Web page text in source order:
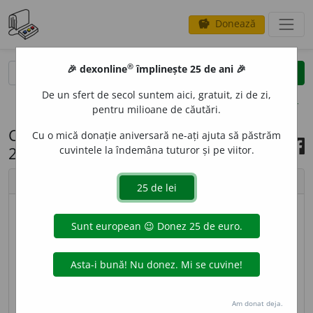
savings Donează
opțiuni
Cuvântul zilei, 3 octombrie
2021
imagine ©Andrea Homorodean
AUTOFAGIE, autofagii, s. f.( Med.) Consumare a
propriilor țesuturi de către un organism supus
🎉 dexonline® împlinește 25 de ani 🎉
De un sfert de secol suntem aici, gratuit, zi de zi,
pentru milioane de căutări.
Cu o mică donație aniversară ne-ați ajuta să păstrăm
cuvintele la îndemâna tuturor și pe viitor.
Am donat deja.